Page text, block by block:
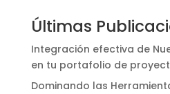
Últimas
Integración efectiva de
en tu portafolio de
Dominando las